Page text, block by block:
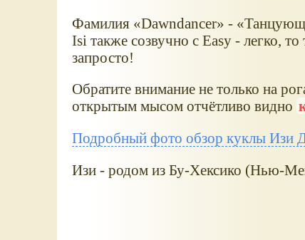
Фамилия «Dawndancer» -
Isi также созвучно с Easy - легко,
запросто!
Обратите внимание не только на
открытым мысом отчётливо видно
Подробный фото обзор куклы Изи
Изи - родом из Бу-Хексико (Нью-